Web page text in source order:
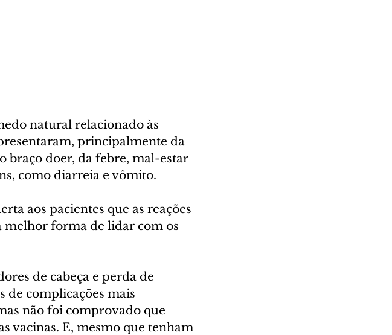
natural relacionado às
principalmente da
braço doer, da febre, mal-estar
como diarreia e vômito.
aos pacientes que as reações
melhor forma de lidar com os
de cabeça e perda de
de complicações mais
não foi comprovado que
vacinas. E, mesmo que tenham